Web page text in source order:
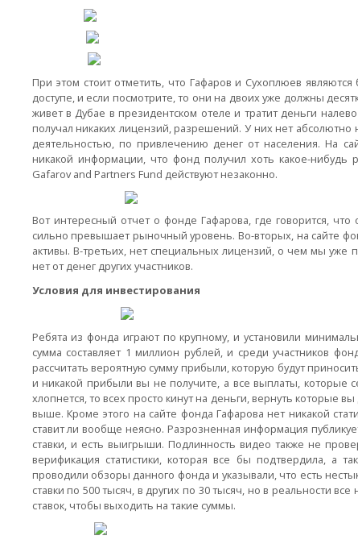
При этом стоит отметить, что Гафаров и Сухоплюев
доступе, и если посмотрите, то они на двоих уже должны
живет в Дубае в президентском отеле и тратит деньги
получал никаких лицензий, разрешений. У них нет абсолютно
деятельностью, по привлечению денег от населения. На
никакой информации, что фонд получил хоть какое-
Gafarov and Partners Fund действуют незаконно.
Вот интересный отчет о фонде Гафарова, где говорится,
сильно превышает рыночный уровень. Во-вторых, на сайте
активы. В-третьих, нет специальных лицензий, о чем мы уже
нет от денег других участников.
Условия для инвестирования
Ребята из фонда играют по крупному, и установили
сумма составляет 1 миллион рублей, и среди участников
рассчитать вероятную сумму прибыли, которую будут
и никакой прибыли вы не получите, а все выплаты, которые
хлопнется, то всех просто кинут на деньги, вернуть которые
выше. Кроме этого на сайте фонда Гафарова нет никакой
ставит ли вообще неясно. Разрозненная информация
ставки, и есть выигрыши. Подлинность видео также не
верификация статистики, которая все бы подтвердила, а
проводили обзоры данного фонда и указывали, что есть
ставки по 500 тысяч, в других по 30 тысяч, но в реальности
ставок, чтобы выходить на такие суммы.